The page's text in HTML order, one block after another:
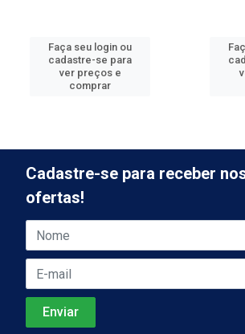
Faça seu login ou
cadastre-se para
ver preços e
comprar
Cadastre-se para receber
ofertas!